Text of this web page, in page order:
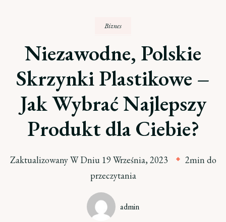
Biznes
Niezawodne, Polskie
Skrzynki Plastikowe –
Jak Wybrać Najlepszy
Produkt dla Ciebie?
Zaktualizowany W Dniu 19 Września, 2023
2min do
przeczytania
admin